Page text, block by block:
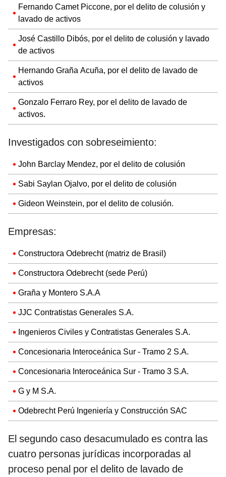
Fernando Camet Piccone, por el delito de colusión y
lavado de activos
José Castillo Dibós, por el delito de colusión y lavado
de activos
Hernando Graña Acuña, por el delito de lavado de
activos
Gonzalo Ferraro Rey, por el delito de lavado de
activos.
Investigados con sobreseimiento:
John Barclay Mendez, por el delito de colusión
Sabi Saylan Ojalvo, por el delito de colusión
Gideon Weinstein, por el delito de colusión.
Empresas:
Constructora Odebrecht (matriz de Brasil)
Constructora Odebrecht (sede Perú)
Graña y Montero S.A.A
JJC Contratistas Generales S.A.
Ingenieros Civiles y Contratistas Generales S.A.
Concesionaria Interoceánica Sur - Tramo 2 S.A.
Concesionaria Interoceánica Sur - Tramo 3 S.A.
G y M S.A.
Odebrecht Perú Ingeniería y Construcción SAC
El segundo caso desacumulado es contra las
cuatro personas jurídicas incorporadas al
proceso penal por el delito de lavado de